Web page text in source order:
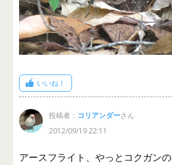
いいね！
投稿者： コリアンダーさん
2012/09/19 22:11
アースフライト、やっとコクガン